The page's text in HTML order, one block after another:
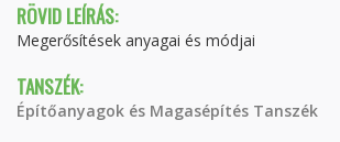
RÖVID LEÍRÁS:
Megerősítések anyagai és módjai
TANSZÉK:
Építőanyagok és Magasépítés Tanszék